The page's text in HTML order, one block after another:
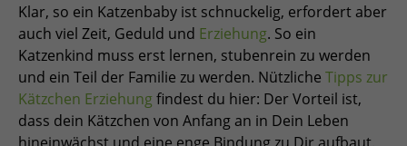
Klar, so ein Katzenbaby ist schnuckelig, erfordert aber
auch viel Zeit, Geduld und Erziehung. So ein
Katzenkind muss erst lernen, stubenrein zu werden
und ein Teil der Familie zu werden. Nützliche Tipps zur
Kätzchen Erziehungfindest du hier: Der Vorteil ist,
dass dein Kätzchen von Anfang an in Dein Leben